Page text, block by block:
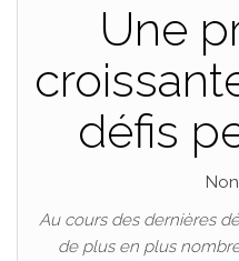
Une
défis
Au cours des dernières
de plus en plus